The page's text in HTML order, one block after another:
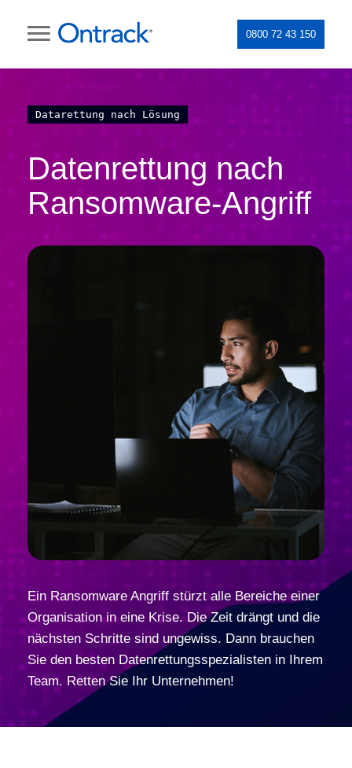
0800 72 43 150
Datarettung nach Lösung
Datenrettung nach
Ransomware-Angriff
Ein Ransomware Angriff stürzt alle Bereiche einer
Organisation in eine Krise. Die Zeit drängt und die
nächsten Schritte sind ungewiss. Dann brauchen
Sie den besten Datenrettungsspezialisten in Ihrem
Team. Retten Sie Ihr Unternehmen!